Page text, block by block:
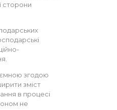
сторони
згодою
зміст
в процесі
не